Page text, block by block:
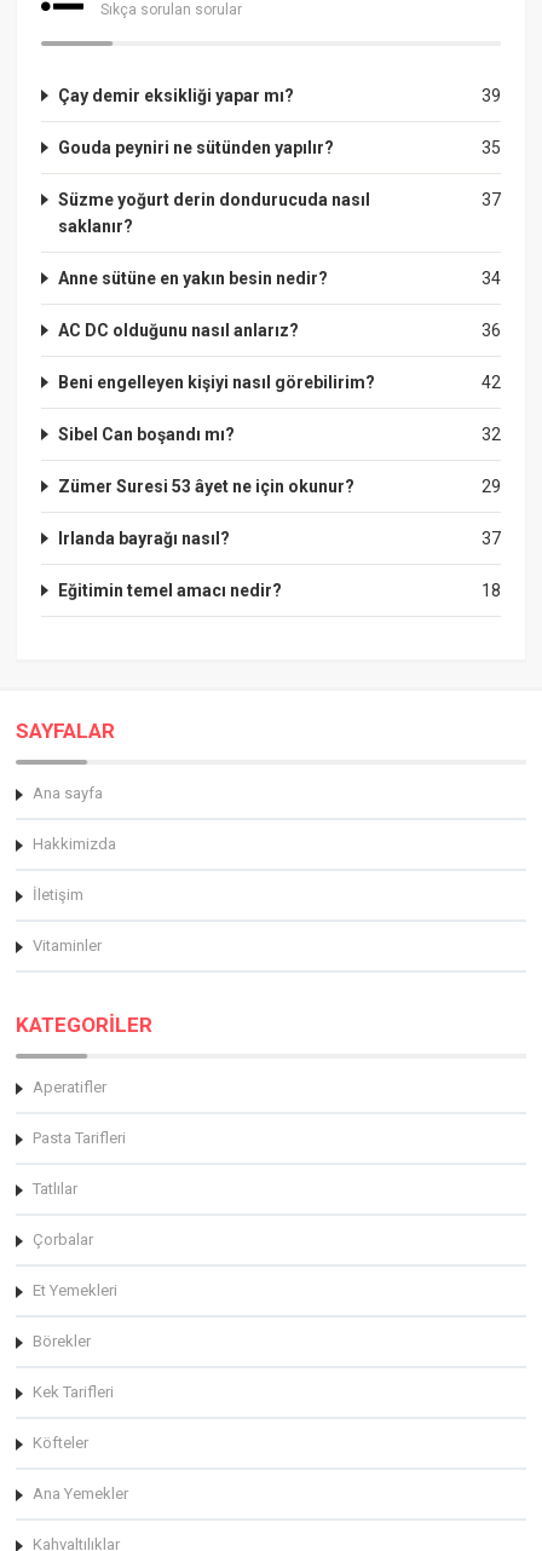
Sıkça sorulan sorular
39
Çay demir eksikliği yapar mı?
35
Gouda peyniri ne sütünden yapılır?
37
Süzme yoğurt derin dondurucuda nasıl
saklanır?
34
Anne sütüne en yakın besin nedir?
36
AC DC olduğunu nasıl anlarız?
42
Beni engelleyen kişiyi nasıl görebilirim?
32
Sibel Can boşandı mı?
29
Zümer Suresi 53 âyet ne için okunur?
37
Irlanda bayrağı nasıl?
18
Eğitimin temel amacı nedir?
SAYFALAR
Ana sayfa
Hakkimizda
İletişim
Vitaminler
KATEGORİLER
Aperatifler
Pasta Tarifleri
Tatlılar
Çorbalar
Et Yemekleri
Börekler
Kek Tarifleri
Köfteler
Ana Yemekler
Kahvaltılıklar